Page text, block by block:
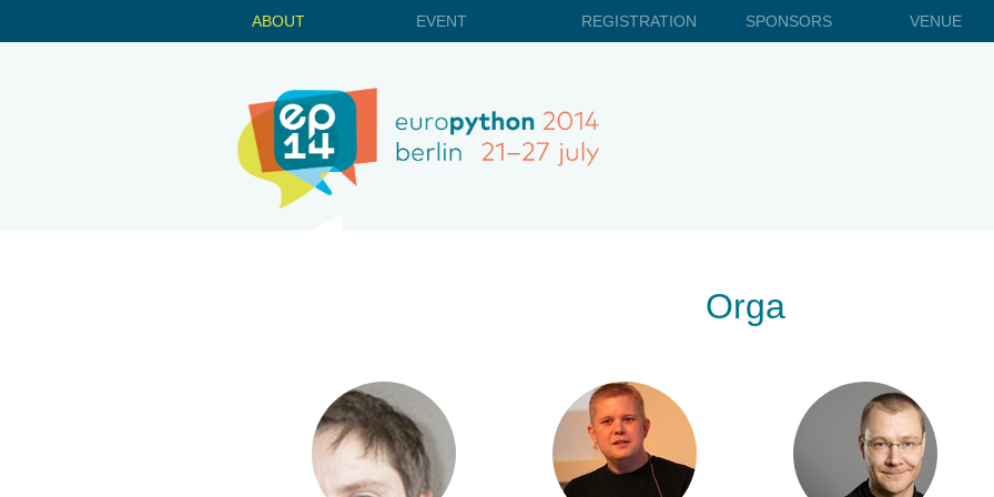
ABOUT EVENT REGISTRATION SPONSORS VENUE
Orga